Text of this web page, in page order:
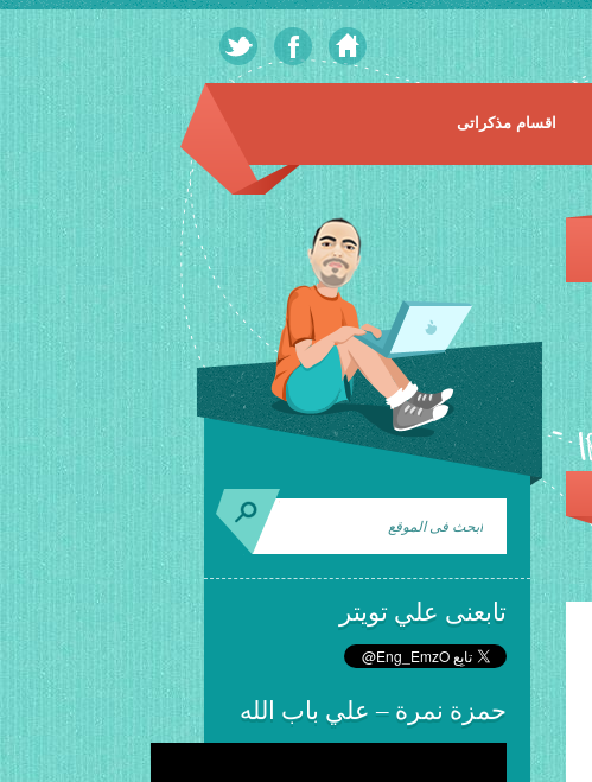
اقسام مذكراتى
تابعنى علي تويتر
حمزة نمرة – علي باب الله